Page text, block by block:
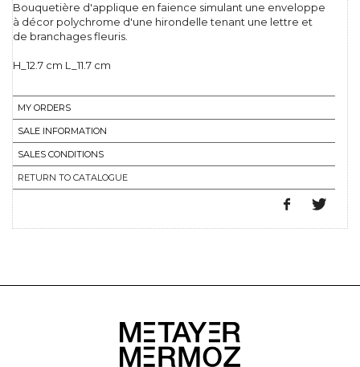
Bouquetière d'applique en faience simulant une enveloppe
à décor polychrome d'une hirondelle tenant une lettre et
de branchages fleuris.
H_12.7 cm L_11.7 cm
MY ORDERS
SALE INFORMATION
SALES CONDITIONS
RETURN TO CATALOGUE